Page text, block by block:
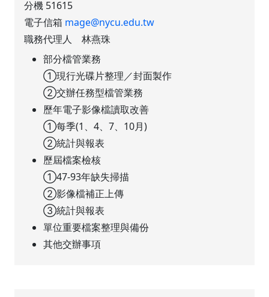
分機 51615
電子信箱 mage@nycu.edu.tw
職務代理人 林燕珠
部分檔管業務
①現行光碟片整理／封面製作
②交辦任務型檔管業務
歷年電子影像檔讀取改善
①每季(1、4、7、10月)
②統計與報表
歷屆檔案檢核
①47-93年缺失掃描
②影像檔補正上傳
③統計與報表
單位重要檔案整理與備份
其他交辦事項